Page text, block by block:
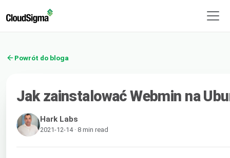
Powrót do bloga
Jak zainstalować Webmin na
Hark Labs
2021-12-14 · 8 min read